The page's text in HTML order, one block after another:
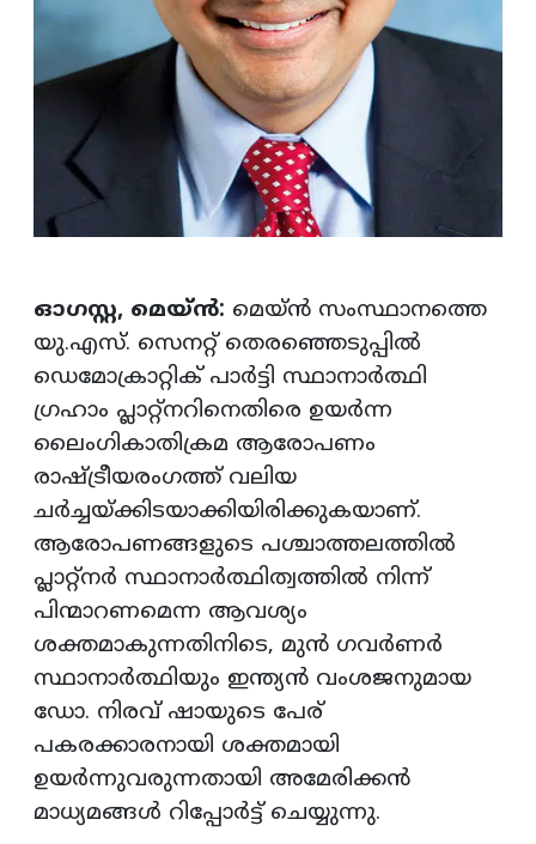
ഓഗസ്റ്റ, മെയ്ൻ: മെയ്ൻ സംസ്ഥാനത്തെ
യു.എസ്. സെനറ്റ് തെരഞ്ഞെടുപ്പിൽ
ഡെമോക്രാറ്റിക് പാർട്ടി സ്ഥാനാർത്ഥി
ഗ്രഹാം പ്ലാറ്റ്നറിനെതിരെ ഉയർന്ന
ലൈംഗികാതിക്രമ ആരോപണം
രാഷ്ട്രീയരംഗത്ത് വലിയ
ചർച്ചയ്ക്കിടയാക്കിയിരിക്കുകയാണ്.
ആരോപണങ്ങളുടെ പശ്ചാത്തലത്തിൽ
പ്ലാറ്റ്നർ സ്ഥാനാർത്ഥിത്വത്തിൽ നിന്ന്
പിന്മാറണമെന്ന ആവശ്യം
ശക്തമാകുന്നതിനിടെ, മുൻ ഗവർണർ
സ്ഥാനാർത്ഥിയും ഇന്ത്യൻ വംശജനുമായ
ഡോ. നിരവ് ഷായുടെ പേര്
പകരക്കാരനായി ശക്തമായി
ഉയർന്നുവരുന്നതായി അമേരിക്കൻ
മാധ്യമങ്ങൾ റിപ്പോർട്ട് ചെയ്യുന്നു.